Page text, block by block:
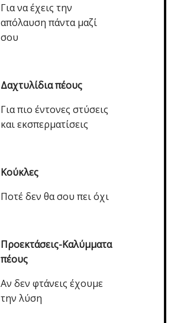
Για να έχεις την
απόλαυση πάντα μαζί
σου
Δαχτυλίδια πέους
Για πιο έντονες στύσεις
και εκσπερματίσεις
Κούκλες
Ποτέ δεν θα σου πει όχι
Προεκτάσεις-Καλύμματα
πέους
Αν δεν φτάνεις έχουμε
την λύση